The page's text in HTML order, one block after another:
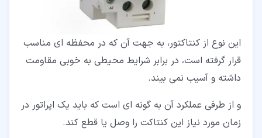
این نوع از کنتاکتور، به جهت آن که در محفظه ای مناسب
قرار گرفته است، در برابر شرایط محیطی به خوبی مقاومت
داشته و آسیب نمی بیند.
و از طرفی عملکرد آن به گونه ای است که باید یک اپراتور در
زمان مورد نیاز این کنتاکت را وصل یا قطع کند.